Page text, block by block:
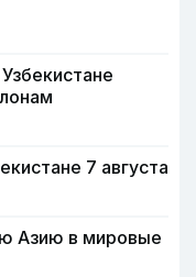
7 августа
Азию в мировые